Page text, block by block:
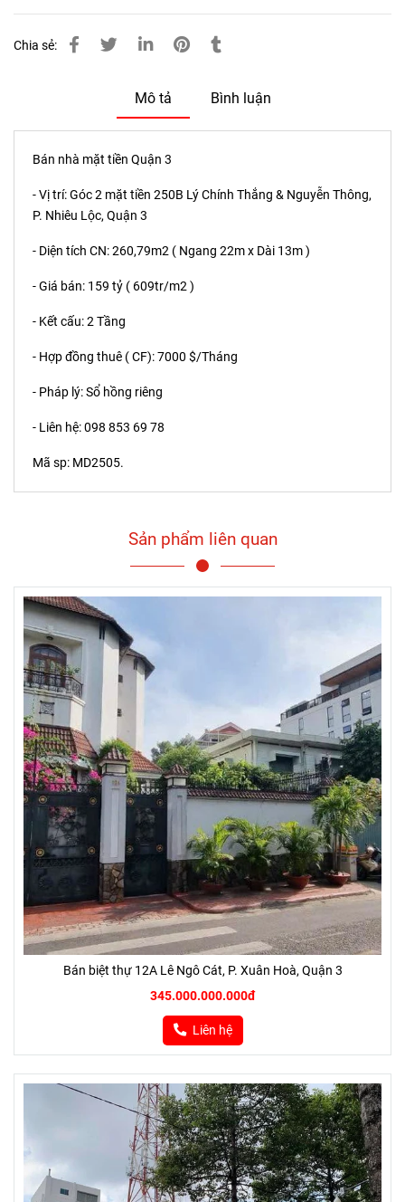
Chia sẻ:
Mô tả Bình luận
Bán nhà mặt tiền Quận 3
- Vị trí: Góc 2 mặt tiền 250B Lý Chính Thắng & Nguyễn Thông,
P. Nhiêu Lộc, Quận 3
- Diện tích CN: 260,79m2 ( Ngang 22m x Dài 13m )
- Giá bán: 159 tỷ ( 609tr/m2 )
- Kết cấu: 2 Tầng
- Hợp đồng thuê ( CF): 7000 $/Tháng
- Pháp lý: Sổ hồng riêng
- Liên hệ: 098 853 69 78
Mã sp: MD2505.
Sản phẩm liên quan
Bán biệt thự 12A Lê Ngô Cát, P. Xuân Hoà, Quận 3
345.000.000.000đ
Liên hệ